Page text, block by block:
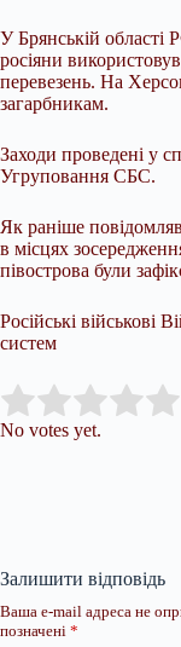
У Брянській області
росіяни
перевезень. На
загарбникам.
Заходи проведені у
Угруповання СБС.
Як раніше
в місцях
півострова були
Російські
систем
Rate this item:
No votes yet.
Залишити відповідь
Ваша e-mail адреса не
позначені *